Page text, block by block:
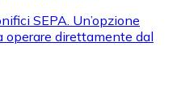
SEPA. Un’opzione
operare direttamente dal